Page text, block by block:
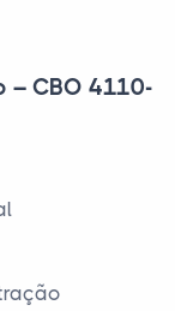
– CBO 4110-